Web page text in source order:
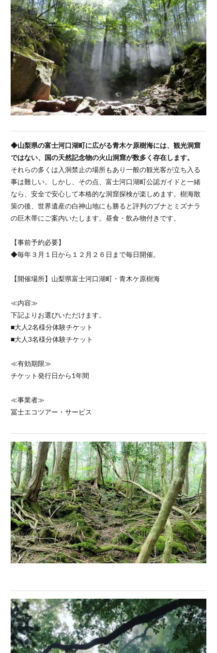
◆山梨県の富士河口湖町に広がる青木ケ原樹海には、観光洞窟
ではない、国の天然記念物の火山洞窟が数多く存在します。
それらの多くは入洞禁止の場所もあり一般の観光客が立ち入る
事は難しい。しかし、その点、富士河口湖町公認ガイドと一緒
なら、安全で安心して本格的な洞窟探検が楽しめます。樹海散
策の後、世界遺産の白神山地にも勝ると評判のブナとミズナラ
の巨木帯にご案内いたします。昼食・飲み物付きです。
【事前予約必要】
◆毎年３月１日から１２月２６日まで毎日開催。
【開催場所】山梨県富士河口湖町・青木ケ原樹海
≪内容≫
下記よりお選びいただけます。
■大人2名様分体験チケット
■大人3名様分体験チケット
≪有効期限≫
チケット発行日から1年間
≪事業者≫
冨士エコツアー・サービス